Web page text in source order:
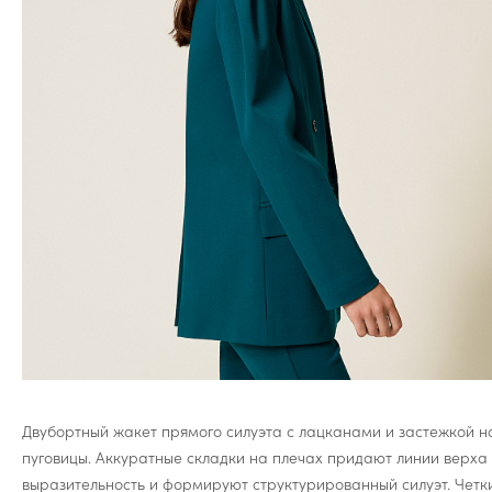
Двубортный жакет прямого силуэта с лацканами и застежкой
пуговицы. Аккуратные складки на плечах придают линии верха
выразительность и формируют структурированный силуэт.